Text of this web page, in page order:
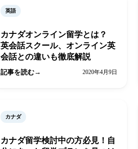
英語
カナダオンライン留学とは？
英会話スクール、オンライン英
会話との違いも徹底解説
記事を読む 2020年4月9日
カナダ
カナダ留学検討中の方必見！自